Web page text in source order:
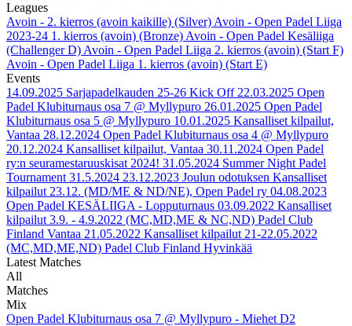
Leagues
Avoin - 2. kierros (avoin kaikille) (Silver) Avoin - Open Padel Liiga
2023-24 1. kierros (avoin) (Bronze) Avoin - Open Padel Kesäliiga
(Challenger D) Avoin - Open Padel Liiga 2. kierros (avoin) (Start F)
Avoin - Open Padel Liiga 1. kierros (avoin) (Start E)
Events
14.09.2025 Sarjapadelkauden 25-26 Kick Off 22.03.2025 Open
Padel Klubiturnaus osa 7 @ Myllypuro 26.01.2025 Open Padel
Klubiturnaus osa 5 @ Myllypuro 10.01.2025 Kansalliset kilpailut,
Vantaa 28.12.2024 Open Padel Klubiturnaus osa 4 @ Myllypuro
20.12.2024 Kansalliset kilpailut, Vantaa 30.11.2024 Open Padel
ry:n seuramestaruuskisat 2024! 31.05.2024 Summer Night Padel
Tournament 31.5.2024 23.12.2023 Joulun odotuksen Kansalliset
kilpailut 23.12. (MD/ME & ND/NE), Open Padel ry 04.08.2023
Open Padel KESÄLIIGA - Lopputurnaus 03.09.2022 Kansalliset
kilpailut 3.9. - 4.9.2022 (MC,MD,ME & NC,ND) Padel Club
Finland Vantaa 21.05.2022 Kansalliset kilpailut 21-22.05.2022
(MC,MD,ME,ND) Padel Club Finland Hyvinkää
Latest Matches
All
Matches
Mix
Open Padel Klubiturnaus osa 7 @ Myllypuro - Miehet D2